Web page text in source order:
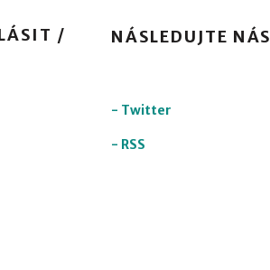
/
NÁSLEDUJTE NÁS
- Twitter
- RSS